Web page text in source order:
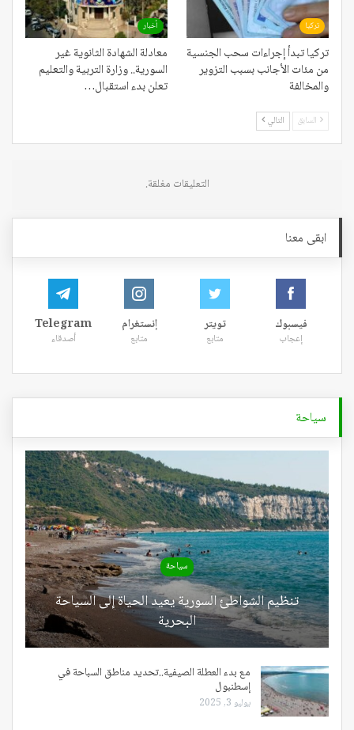
تركيا
تركيا تبدأ إجراءات سحب الجنسية
من مئات الأجانب بسبب التزوير
والمخالفة
أخبار
معادلة الشهادة الثانوية غير
السورية.. وزارة التربية والتعليم
تعلن بدء استقبال…
السابق التالي
التعليقات مغلقة.
ابقى معنا
فيسبوك
إعجاب
تويتر
متابع
إنستغرام
متابع
Telegram
أصدقاء
سياحة
سياحة
تنظيم الشواطئ السورية يعيد الحياة إلى السياحة
البحرية
مع بدء العطلة الصيفية..تحديد مناطق السباحة في
إسطنبول
يوليو 3, 2025